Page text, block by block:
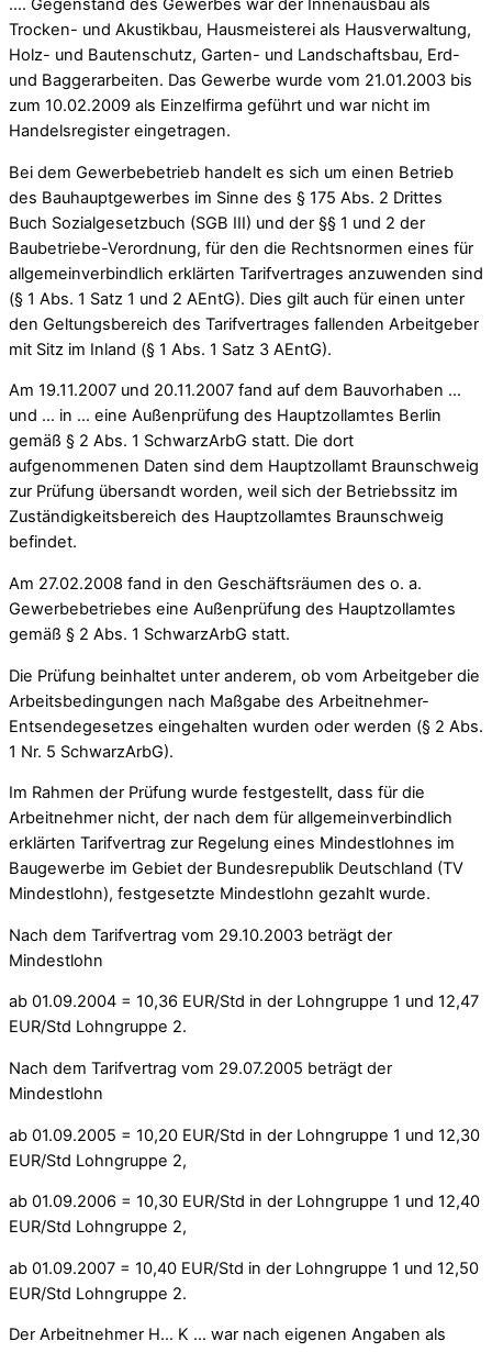
…. Gegenstand des Gewerbes war der Innenausbau als
Trocken- und Akustikbau, Hausmeisterei als Hausverwaltung,
Holz- und Bautenschutz, Garten- und Landschaftsbau, Erd-
und Baggerarbeiten. Das Gewerbe wurde vom 21.01.2003 bis
zum 10.02.2009 als Einzelfirma geführt und war nicht im
Handelsregister eingetragen.
Bei dem Gewerbebetrieb handelt es sich um einen Betrieb
des Bauhauptgewerbes im Sinne des § 175 Abs. 2 Drittes
Buch Sozialgesetzbuch (SGB III) und der §§ 1 und 2 der
Baubetriebe-Verordnung, für den die Rechtsnormen eines für
allgemeinverbindlich erklärten Tarifvertrages anzuwenden sind
(§ 1 Abs. 1 Satz 1 und 2 AEntG). Dies gilt auch für einen unter
den Geltungsbereich des Tarifvertrages fallenden Arbeitgeber
mit Sitz im Inland (§ 1 Abs. 1 Satz 3 AEntG).
Am 19.11.2007 und 20.11.2007 fand auf dem Bauvorhaben …
und … in … eine Außenprüfung des Hauptzollamtes Berlin
gemäß § 2 Abs. 1 SchwarzArbG statt. Die dort
aufgenommenen Daten sind dem Hauptzollamt Braunschweig
zur Prüfung übersandt worden, weil sich der Betriebssitz im
Zuständigkeitsbereich des Hauptzollamtes Braunschweig
befindet.
Am 27.02.2008 fand in den Geschäftsräumen des o. a.
Gewerbebetriebes eine Außenprüfung des Hauptzollamtes
gemäß § 2 Abs. 1 SchwarzArbG statt.
Die Prüfung beinhaltet unter anderem, ob vom Arbeitgeber die
Arbeitsbedingungen nach Maßgabe des Arbeitnehmer-
Entsendegesetzes eingehalten wurden oder werden (§ 2 Abs.
1 Nr. 5 SchwarzArbG).
Im Rahmen der Prüfung wurde festgestellt, dass für die
Arbeitnehmer nicht, der nach dem für allgemeinverbindlich
erklärten Tarifvertrag zur Regelung eines Mindestlohnes im
Baugewerbe im Gebiet der Bundesrepublik Deutschland (TV
Mindestlohn), festgesetzte Mindestlohn gezahlt wurde.
Nach dem Tarifvertrag vom 29.10.2003 beträgt der
Mindestlohn
ab 01.09.2004 = 10,36 EUR/Std in der Lohngruppe 1 und 12,47
EUR/Std Lohngruppe 2.
Nach dem Tarifvertrag vom 29.07.2005 beträgt der
Mindestlohn
ab 01.09.2005 = 10,20 EUR/Std in der Lohngruppe 1 und 12,30
EUR/Std Lohngruppe 2,
ab 01.09.2006 = 10,30 EUR/Std in der Lohngruppe 1 und 12,40
EUR/Std Lohngruppe 2,
ab 01.09.2007 = 10,40 EUR/Std in der Lohngruppe 1 und 12,50
EUR/Std Lohngruppe 2.
Der Arbeitnehmer H… K … war nach eigenen Angaben als